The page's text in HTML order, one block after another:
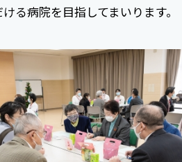
る病院を目指してまいります。